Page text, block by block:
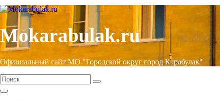
Mokarabulak.ru
Официальный сайт МО "Городской округ город Карабулак"